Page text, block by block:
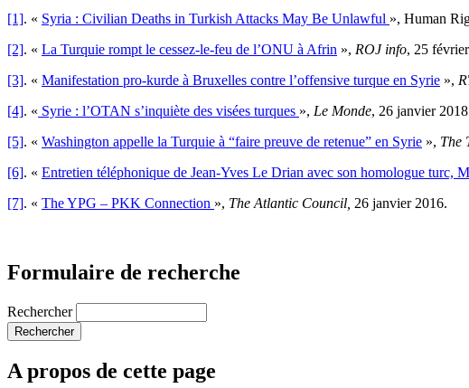
[1]. « Syria : Civilian Deaths in Turkish Attacks May Be Unlawful », Human
[2]. « La Turquie rompt le cessez-le-feu de l’ONU à Afrin », ROJ info, 25
[3]. « Manifestation pro-kurde à Bruxelles contre l’offensive turque en Syrie »,
[4]. « Syrie : l’OTAN s’inquiète des visées turques », Le Monde, 26 janvier
[5]. « Washington appelle la Turquie à “faire preuve de retenue” en Syrie », The
[6]. « Entretien téléphonique de Jean-Yves Le Drian avec son homologue turc,
[7]. « The YPG – PKK Connection », The Atlantic Council, 26 janvier 2016.
Formulaire de recherche
Rechercher
A propos de cette page